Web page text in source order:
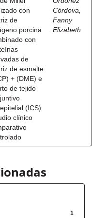
con
de
porcina
con
de
de esmalte
+ (DME) e
de tejido
(ICS)
clínico
Córdova,
Fanny
Elizabeth
1